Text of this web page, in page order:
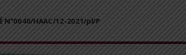
N°0040/HAAC/12-2021/pl/P